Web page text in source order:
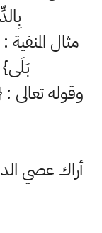
مثال
بَلَى} (172) سورة
أراك عصي